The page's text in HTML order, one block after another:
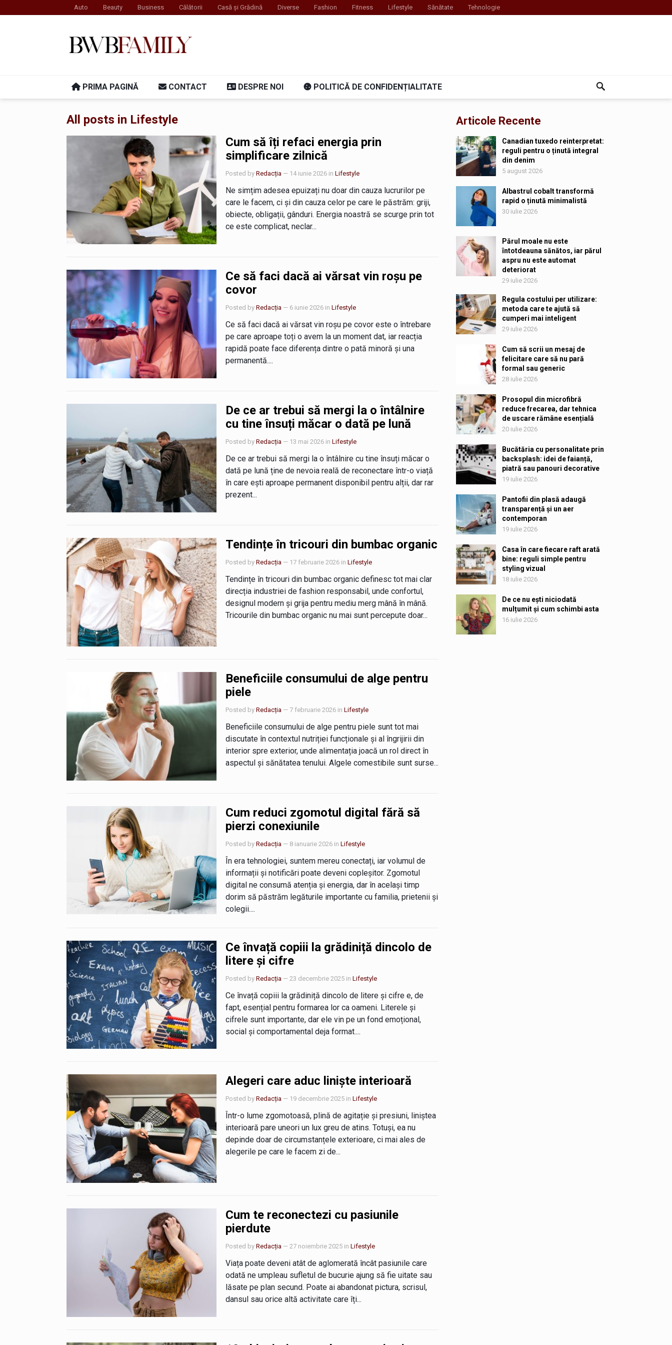
Auto Beauty Business Călătorii Casă și Grădină Diverse Fashion Fitness Lifestyle Sănătate Tehnologie
PRIMA PAGINĂ CONTACT DESPRE NOI POLITICĂ DE CONFIDENȚIALITATE
All posts in Lifestyle
Cum să îți refaci energia prin
simplificare zilnică
Posted by Redacția — 14 iunie 2026 in Lifestyle
Ne simțim adesea epuizați nu doar din cauza lucrurilor pe
care le facem, ci și din cauza celor pe care le păstrăm: griji,
obiecte, obligații, gânduri. Energia noastră se scurge prin tot
ce este complicat, neclar...
Ce să faci dacă ai vărsat vin roșu pe
covor
Posted by Redacția — 6 iunie 2026 in Lifestyle
Ce să faci dacă ai vărsat vin roșu pe covor este o întrebare
pe care aproape toți o avem la un moment dat, iar reacția
rapidă poate face diferența dintre o pată minoră și una
permanentă....
De ce ar trebui să mergi la o întâlnire
cu tine însuți măcar o dată pe lună
Posted by Redacția — 13 mai 2026 in Lifestyle
De ce ar trebui să mergi la o întâlnire cu tine însuți măcar o
dată pe lună ține de nevoia reală de reconectare într-o viață
în care ești aproape permanent disponibil pentru alții, dar rar
prezent...
Tendințe în tricouri din bumbac organic
Posted by Redacția — 17 februarie 2026 in Lifestyle
Tendințe în tricouri din bumbac organic definesc tot mai clar
direcția industriei de fashion responsabil, unde confortul,
designul modern și grija pentru mediu merg mână în mână.
Tricourile din bumbac organic nu mai sunt percepute doar...
Beneficiile consumului de alge pentru
piele
Posted by Redacția — 7 februarie 2026 in Lifestyle
Beneficiile consumului de alge pentru piele sunt tot mai
discutate în contextul nutriției funcționale și al îngrijirii din
interior spre exterior, unde alimentația joacă un rol direct în
aspectul și sănătatea tenului. Algele comestibile sunt surse...
Cum reduci zgomotul digital fără să
pierzi conexiunile
Posted by Redacția — 8 ianuarie 2026 in Lifestyle
În era tehnologiei, suntem mereu conectați, iar volumul de
informații și notificări poate deveni copleșitor. Zgomotul
digital ne consumă atenția și energia, dar în același timp
dorim să păstrăm legăturile importante cu familia, prietenii și
colegii....
Ce învață copiii la grădiniță dincolo de
litere și cifre
Posted by Redacția — 23 decembrie 2025 in Lifestyle
Ce învață copiii la grădiniță dincolo de litere și cifre e, de
fapt, esențial pentru formarea lor ca oameni. Literele și
cifrele sunt importante, dar ele vin pe un fond emoțional,
social și comportamental deja format....
Alegeri care aduc liniște interioară
Posted by Redacția — 19 decembrie 2025 in Lifestyle
Într-o lume zgomotoasă, plină de agitație și presiuni, liniștea
interioară pare uneori un lux greu de atins. Totuși, ea nu
depinde doar de circumstanțele exterioare, ci mai ales de
alegerile pe care le facem zi de...
Cum te reconectezi cu pasiunile
pierdute
Posted by Redacția — 27 noiembrie 2025 in Lifestyle
Viața poate deveni atât de aglomerată încât pasiunile care
odată ne umpleau sufletul de bucurie ajung să fie uitate sau
lăsate pe plan secund. Poate ai abandonat pictura, scrisul,
dansul sau orice altă activitate care îți...
Articole Recente
Canadian tuxedo reinterpretat:
reguli pentru o ținută integral
din denim
5 august 2026
Albastrul cobalt transformă
rapid o ținută minimalistă
30 iulie 2026
Părul moale nu este
întotdeauna sănătos, iar părul
aspru nu este automat
deteriorat
29 iulie 2026
Regula costului per utilizare:
metoda care te ajută să
cumperi mai inteligent
29 iulie 2026
Cum să scrii un mesaj de
felicitare care să nu pară
formal sau generic
28 iulie 2026
Prosopul din microfibră
reduce frecarea, dar tehnica
de uscare rămâne esențială
20 iulie 2026
Bucătăria cu personalitate prin
backsplash: idei de faianță,
piatră sau panouri decorative
19 iulie 2026
Pantofii din plasă adaugă
transparență și un aer
contemporan
19 iulie 2026
Casa în care fiecare raft arată
bine: reguli simple pentru
styling vizual
18 iulie 2026
De ce nu ești niciodată
mulțumit și cum schimbi asta
16 iulie 2026